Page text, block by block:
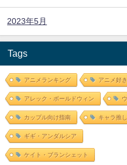
2023年5月
Tags
アニメランキング アニメ好
アレック・ボールドウィン
カップル向け指南 キャラ推し
ギギ・アンダルシア
ケイト・ブランシェット